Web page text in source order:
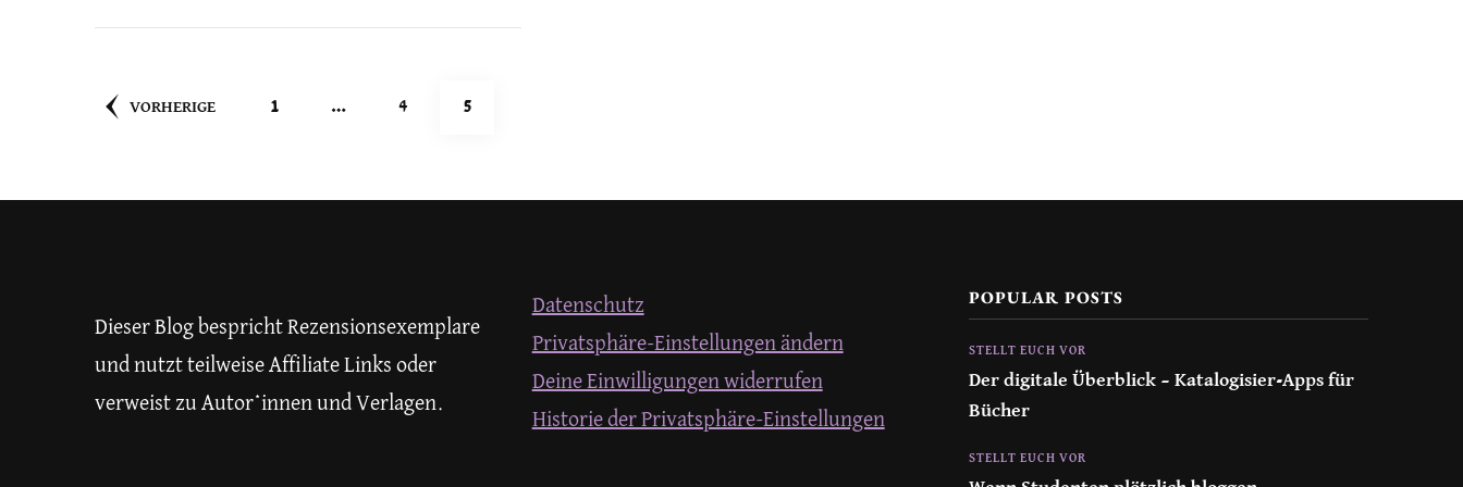
Seitennummerierung
VORHERIGE SEITE
1 … SEITE
4 SEITE
5
Dieser Blog bespricht Rezensionsexemplare
und nutzt teilweise Affiliate Links oder
verweist zu Autor*innen und Verlagen.
Datenschutz
Privatsphäre-Einstellungen ändern
Deine Einwilligungen widerrufen
Historie der Privatsphäre-Einstellungen
POPULAR POSTS
STELLT EUCH VOR
Der digitale Überblick – Katalogisier-Apps für
Bücher
STELLT EUCH VOR